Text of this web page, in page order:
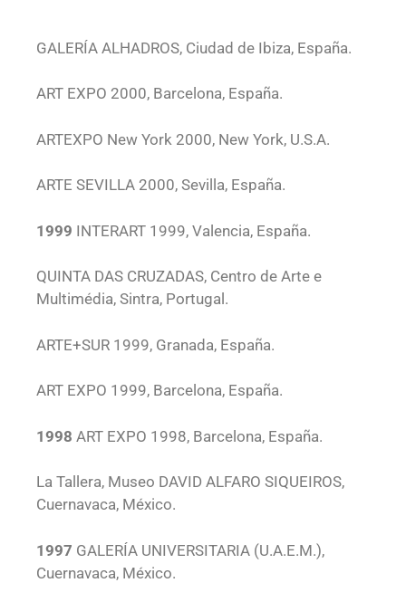
GALERÍA ALHADROS, Ciudad de Ibiza, España.
ART EXPO 2000, Barcelona, España.
ARTEXPO New York 2000, New York, U.S.A.
ARTE SEVILLA 2000, Sevilla, España.
1999 INTERART 1999, Valencia, España.
QUINTA DAS CRUZADAS, Centro de Arte e
Multimédia, Sintra, Portugal.
ARTE+SUR 1999, Granada, España.
ART EXPO 1999, Barcelona, España.
1998 ART EXPO 1998, Barcelona, España.
La Tallera, Museo DAVID ALFARO SIQUEIROS,
Cuernavaca, México.
1997 GALERÍA UNIVERSITARIA (U.A.E.M.),
Cuernavaca, México.